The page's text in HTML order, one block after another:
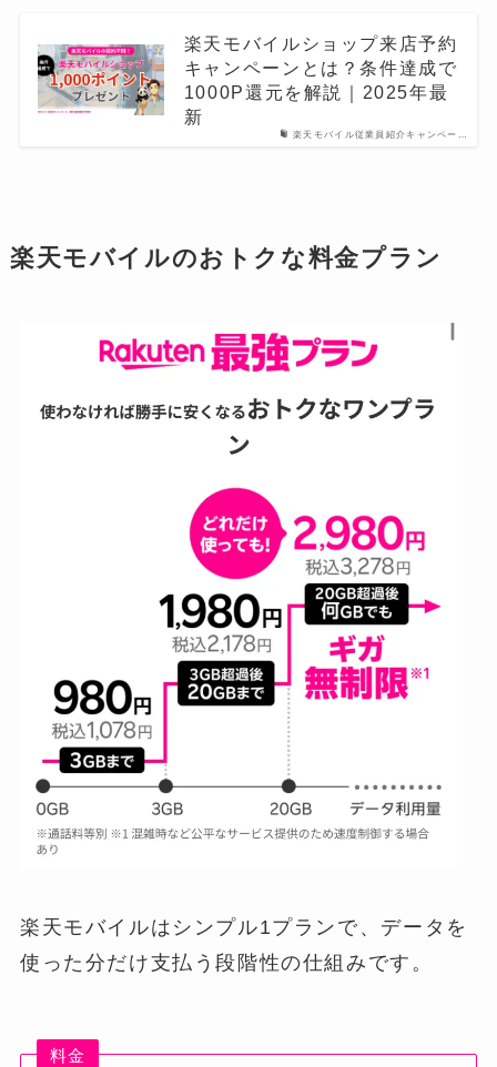
楽天モバイル従業員紹介キャンペー…
楽天モバイルショップ来店予約
キャンペーンとは？条件達成で
1000P還元を解説｜2025年最
新
楽天モバイルのおトクな料金プラン
楽天モバイルはシンプル1プランで、データを
使った分だけ支払う段階性の仕組みです。
料金